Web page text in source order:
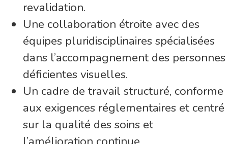
revalidation.
Une collaboration étroite avec des
équipes pluridisciplinaires spécialisées
dans l’accompagnement des personnes
déficientes visuelles.
Un cadre de travail structuré, conforme
aux exigences réglementaires et centré
sur la qualité des soins et